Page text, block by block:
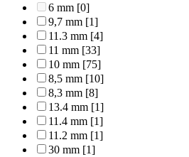
6 mm [0]
9,7 mm [1]
11.3 mm [4]
11 mm [33]
10 mm [75]
8,5 mm [10]
8,3 mm [8]
13.4 mm [1]
11.4 mm [1]
11.2 mm [1]
30 mm [1]